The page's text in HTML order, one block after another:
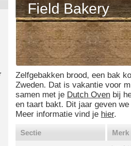
Field Bakery
Zelfgebakken brood, een bak
Zweden. Dat is vakantie voor
samen met je Dutch Oven bij
en taart bakt. Dit jaar geven
Meer informatie vind je hier.
Sectie Merk